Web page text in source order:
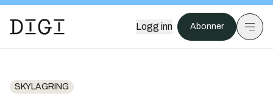
Logg inn Abonner
SKYLAGRING